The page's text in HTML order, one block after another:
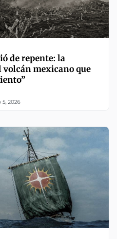
de repente: la
mexicano que
5, 2026